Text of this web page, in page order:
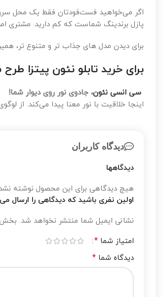
اگر می‌خواهید فست‌فودتان فقط یک محل سرو
پازل برندینگ شماست که کم دارید. مشتری
برای دیدن مدل های جذاب تر و متنوع تر،
برای خرید تابلو نئون پیتزا طرح
سی انسی نئون، جادوی نور روی دیوار شما!
اینجا خلاقیت با نور معنا پیدا می‌کند. از
دیدگاه کاربران
دیدگاهها
هیچ دیدگاهی برای این محصول نوشته
اولین نفری باشید که دیدگاهی را ارسال می
نشانی ایمیل شما منتشر نخواهد شد.
امتیاز شما *
دیدگاه شما *